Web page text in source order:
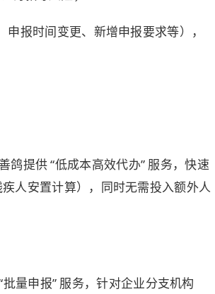
报时间变更、新增申报要求等），
鸽提供 “低成本高效代办” 服务，快速
人安置计算），同时无需投入额外人
量申报” 服务，针对企业分支机构